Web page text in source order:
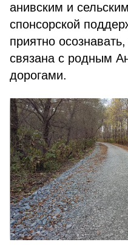
анивским и
спонсорской
приятно
связана с родным
дорогами.